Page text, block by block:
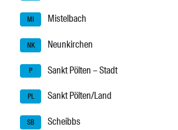
MI Mistelbach
NK Neunkirchen
P Sankt Pölten – Stadt
PL Sankt Pölten/Land
SB Scheibbs